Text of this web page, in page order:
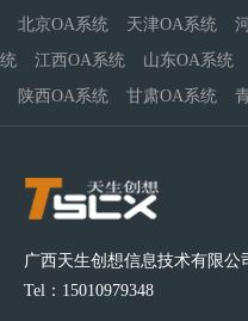
北京OA系统 天津OA系统
统
江西OA系统 山东OA系统
陕西OA系统
甘肃OA系统
广西天生创想信息技术有限公
Tel：15010979348